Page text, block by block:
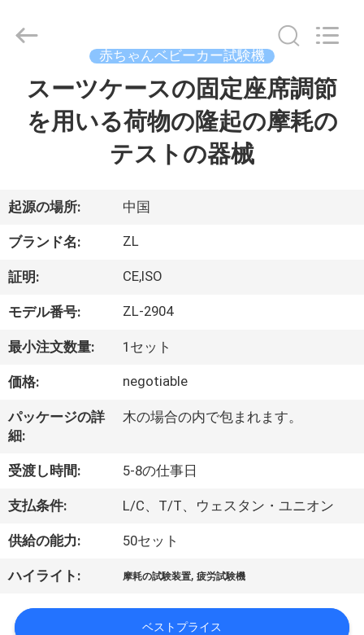
ダ
ク
ト
ビ
オ
に
つ
い
て
Dongguan
Zhongli
Reserved.
赤ちゃんベビーカー試験機
スーツケースの固定座席調節
を用いる荷物の隆起の摩耗の
テストの器械
起源の場所: 中国
ブランド名: ZL
証明: CE,ISO
モデル番号: ZL-2904
最小注文数量: 1セット
価格: negotiable
パッケージの詳
細:
木の場合の内で包まれます。
受渡し時間: 5-8の仕事日
支払条件: L/C、T/T、ウェスタン・ユニオン
供給の能力: 50セット
ハイライト: 摩耗の試験装置,疲労試験機
ベストプライス